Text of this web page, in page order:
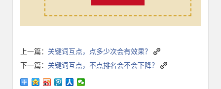
上一篇： 关键词互点，点多少次会有效果？
下一篇： 关键词互点，不点排名会不会下降？